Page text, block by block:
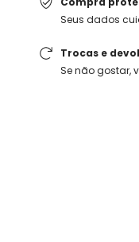
Seus dados
Trocas e
Se não gostar,